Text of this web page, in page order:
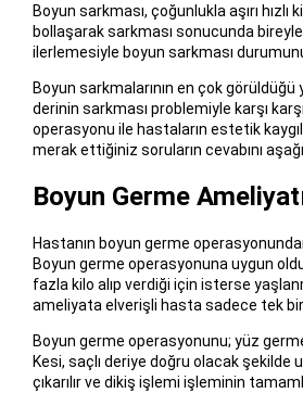
Boyun sarkması, çoğunlukla aşırı
bollaşarak sarkması sonucunda
ilerlemesiyle boyun sarkması
Boyun sarkmalarının en çok
derinin sarkması problemiyle karşı
operasyonu ile hastaların estetik
merak ettiğiniz soruların cevabını
Boyun Germe
Hastanın boyun germe
Boyun germe operasyonuna uygun
fazla kilo alıp verdiği için isterse
ameliyata elverişli hasta sadece tek
Boyun germe operasyonunu; yüz
Kesi, saçlı deriye doğru olacak şekilde
çıkarılır ve dikiş işlemi işleminin